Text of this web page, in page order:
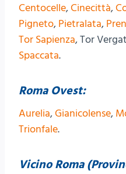
Centocelle,Cinecittà,
Pigneto, Pietralata,
Tor Sapienza, Tor
Spaccata.
Roma Ovest:
Aurelia,Gianicolense,
Trionfale.
Vicino Roma